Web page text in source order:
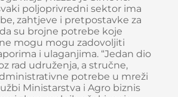
poljoprivredni sektor ima
zahtjeve i pretpostavke za
su brojne potrebe koje
mogu mogu zadovoljiti
i ulaganjima. “Jedan dio
rad udruženja, a stručne,
potrebe u mreži
Ministarstva i Agro biznis